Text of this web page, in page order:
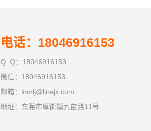
电话：18046916153
Q Q：18046916153
微信：18046916153
邮箱：lnmlj@linajx.com
地址：东莞市厚街镇九亩路11号